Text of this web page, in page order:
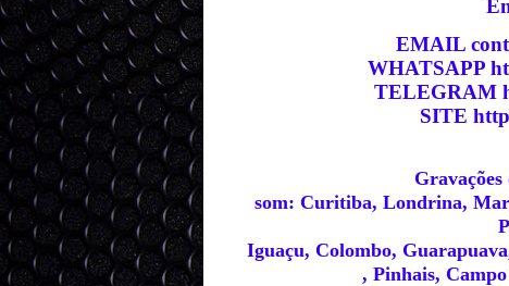
E
EMAIL
WHATSAPP
TELEGRAM
SITE
som: Curitiba, Londrina,
Iguaçu, Colombo,
, Pinhais,